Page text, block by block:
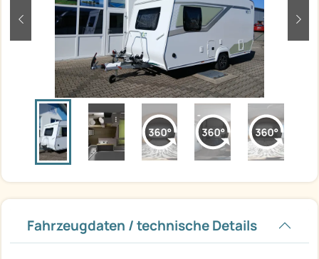
zurück
Fahrzeugdaten / technische Details